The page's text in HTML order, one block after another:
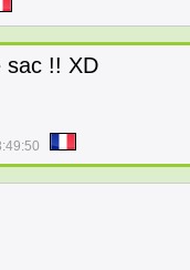
sac !! XD